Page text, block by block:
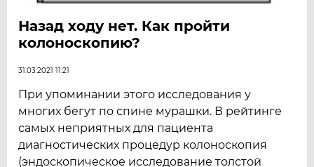
Назад ходу нет. Как пройти
колоноскопию?
31.03.2021 11:21
При упоминании этого исследования у
многих бегут по спине мурашки. В рейтинге
самых неприятных для пациента
диагностических процедур колоноскопия
(эндоскопическое исследование толстой